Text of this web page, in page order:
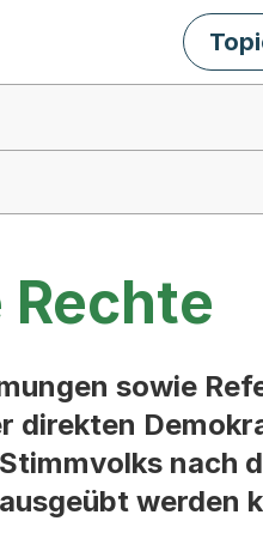
sowie
direkten
nach
werden